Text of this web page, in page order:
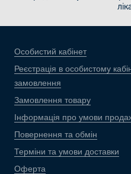
Особистий кабінет
Реєстрація в особистому
замовлення
Замовлення товару
Інформація про умови
Повернення та обмін
Терміни та умови доставки
Оферта